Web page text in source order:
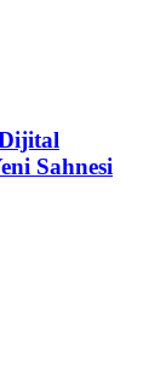
Dijital
Sahnesi